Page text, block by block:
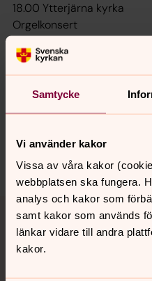
Samtycke
Vi använder kakor
Vissa av våra kakor
webbplatsen ska fungera.
analys och kakor som
samt kakor som används
länkar vidare till andra
kakor.
18.00 Ytterjärna kyrka
Orgelkonsert
Synpunkter eller
innehåll?
Tillbaka till toppen
Tillbaka till innehållet